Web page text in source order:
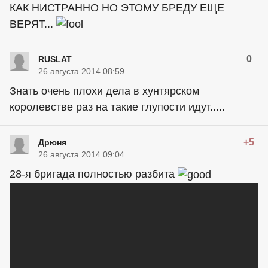
КАК НИСТРАННО НО ЭТОМУ БРЕДУ ЕЩЕ
ВЕРЯТ...
RUSLAT 0
26 августа 2014 08:59
Знать очень плохи дела в хунтярском
королевстве раз на такие глупости идут.....
Дрюня +5
26 августа 2014 09:04
28-я бригада полностью разбита